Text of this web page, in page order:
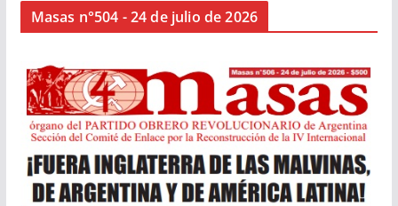
Masas n°504 - 24 de julio de 2026